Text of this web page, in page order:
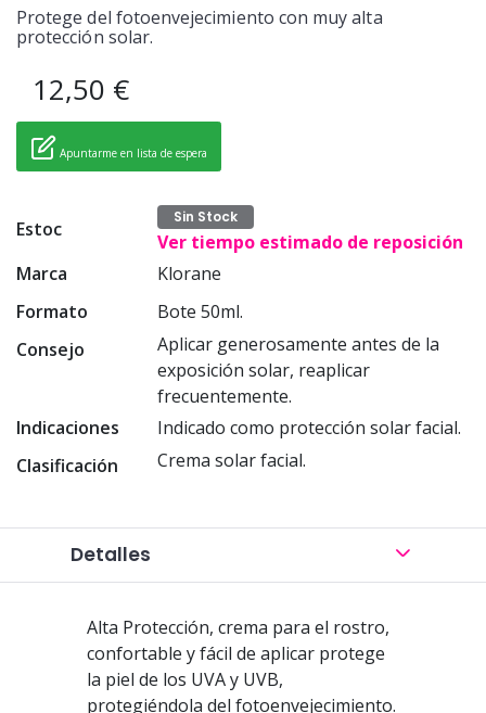
Protege del fotoenvejecimiento con muy alta
protección solar.
12,50 €
Apuntarme en lista de espera
Estoc
Sin Stock
Ver tiempo estimado de reposición
Marca
Klorane
Formato
Bote 50ml.
Consejo
Aplicar generosamente antes de la
exposición solar, reaplicar
frecuentemente.
Indicaciones
Indicado como protección solar facial.
Clasificación
Crema solar facial.
Detalles
Alta Protección, crema para el rostro,
confortable y fácil de aplicar protege
la piel de los UVA y UVB,
protegiéndola del fotoenvejecimiento.